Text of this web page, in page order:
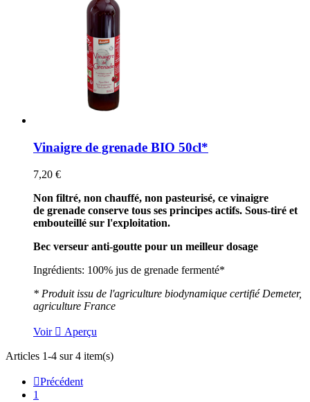
Vinaigre de grenade BIO 50cl*
7,20 €
Non filtré, non chauffé, non pasteurisé, ce vinaigre
de grenade conserve tous ses principes actifs. Sous-tiré et
embouteillé sur l'exploitation.
Bec verseur anti-goutte pour un meilleur dosage
Ingrédients: 100% jus de grenade fermenté*
* Produit issu de l'agriculture biodynamique certifié Demeter,
agriculture France
Voir  Aperçu
Articles 1-4 sur 4 item(s)
Précédent
1